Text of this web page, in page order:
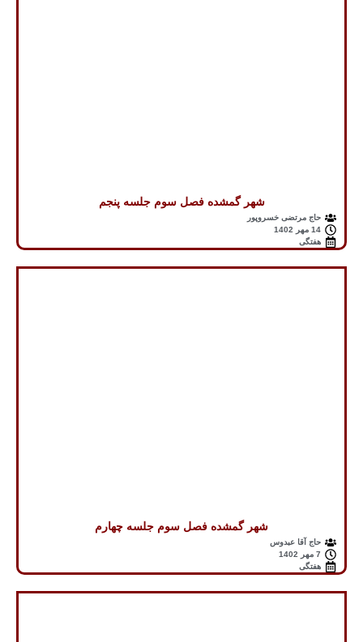
شهر گمشده فصل سوم جلسه پنجم
حاج مرتضی خسروپور
14 مهر 1402
هفتگی
شهر گمشده فصل سوم جلسه چهارم
حاج آقا عبدوس
7 مهر 1402
هفتگی